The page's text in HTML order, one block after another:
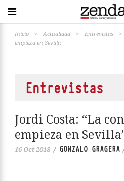
Inicio > Actualidad > Entrevistas >
empieza en Sevilla”
Entrevistas
Jordi Costa: “La
empieza en
16 Oct 2018 / GONZALO GRAGERA